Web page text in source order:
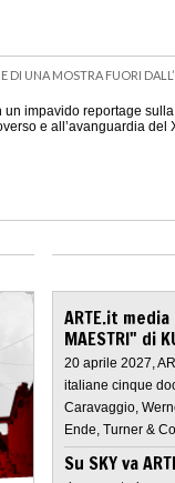
DI UNA MOSTRA FUORI
un impavido reportage
e all’avanguardia del
ARTE.it
MAESTRI" di
20 aprile 2027,
italiane cinque
Caravaggio,
Ende, Turner &
Su SKY va